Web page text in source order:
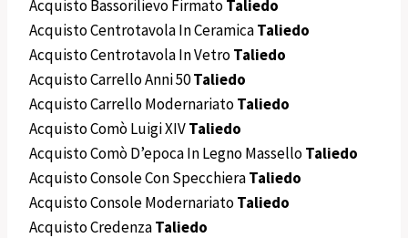
Acquisto Bassorilievo FirmatoTaliedo
Acquisto Centrotavola In CeramicaTaliedo
Acquisto Centrotavola In VetroTaliedo
Acquisto Carrello Anni 50Taliedo
Acquisto Carrello ModernariatoTaliedo
Acquisto Comò Luigi XIVTaliedo
Acquisto Comò D’epoca In Legno MasselloTaliedo
Acquisto Console Con SpecchieraTaliedo
Acquisto Console ModernariatoTaliedo
Acquisto CredenzaTaliedo